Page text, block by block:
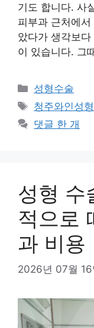
기도 합니다. 사
피부과 근처에
았다가 생각보
이 있습니다. 그
카
테
고
리
성형수술
태
그
청주와인성
댓글 한 개
성형 수
적으로
과 비용
2026년 07월 16